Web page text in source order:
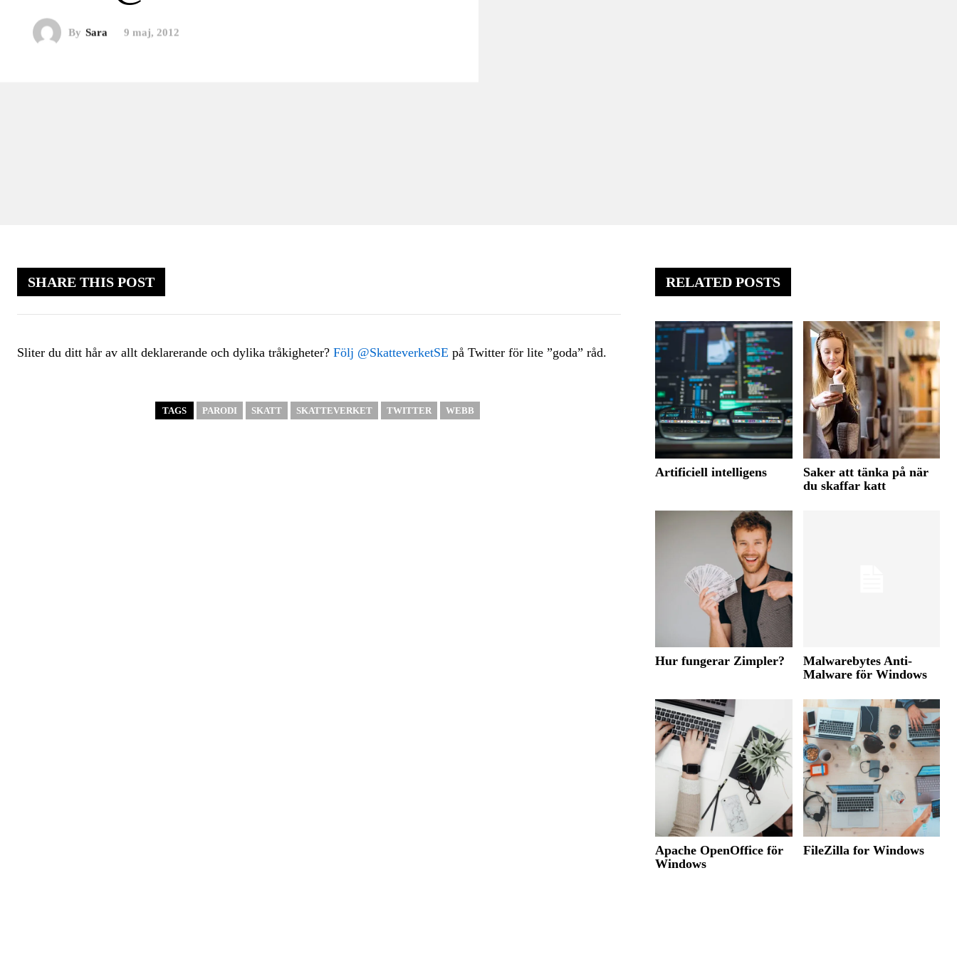
By Sara 9 maj, 2012
SHARE THIS POST
Sliter du ditt hår av allt deklarerande och dylika tråkigheter? Följ @SkatteverketSE på Twitter för lite ”goda” råd.
TAGS PARODI SKATT SKATTEVERKET TWITTER WEBB
RELATED POSTS
Artificiell intelligens
Saker att tänka på när
du skaffar katt
Hur fungerar Zimpler?
Malwarebytes Anti-
Malware för Windows
Apache OpenOffice för
Windows
FileZilla for Windows